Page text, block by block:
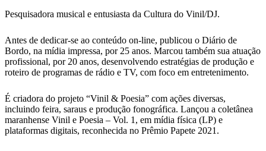
Pesquisadora musical e entusiasta da Cultura do Vinil/DJ.
Antes de dedicar-se ao conteúdo on-line, publicou o Diário de
Bordo, na mídia impressa, por 25 anos. Marcou também sua atuação
profissional, por 20 anos, desenvolvendo estratégias de produção e
roteiro de programas de rádio e TV, com foco em entretenimento.
É criadora do projeto “Vinil & Poesia” com ações diversas,
incluindo feira, saraus e produção fonográfica. Lançou a coletânea
maranhense Vinil e Poesia – Vol. 1, em mídia física (LP) e
plataformas digitais, reconhecida no Prêmio Papete 2021.